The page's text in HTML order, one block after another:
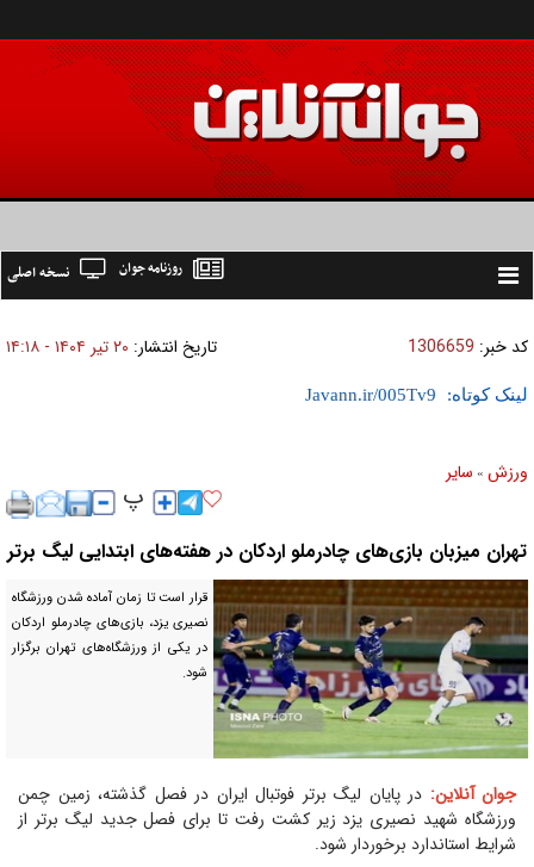
Toggle
نسخه اصلی روزنامه جوان
کد خبر: 1306659 تاریخ انتشار: ۲۰ تير ۱۴۰۴ - ۱۴:۱۸
لینک کوتاه:
ورزش » ساير
تهران میزبان بازی‌های چادرملو اردکان در هفته‌های ابتدایی لیگ برتر
قرار است تا زمان آماده شدن ورزشگاه
نصیری یزد، بازی‌های چادرملو اردکان
در یکی از ورزشگاه‌های تهران برگزار
شود.
جوان آنلاین: در پایان لیگ برتر فوتبال ایران در فصل گذشته، زمین چمن
ورزشگاه شهید نصیری یزد زیر کشت رفت تا برای فصل جدید لیگ برتر از
شرایط استاندارد برخوردار شود.